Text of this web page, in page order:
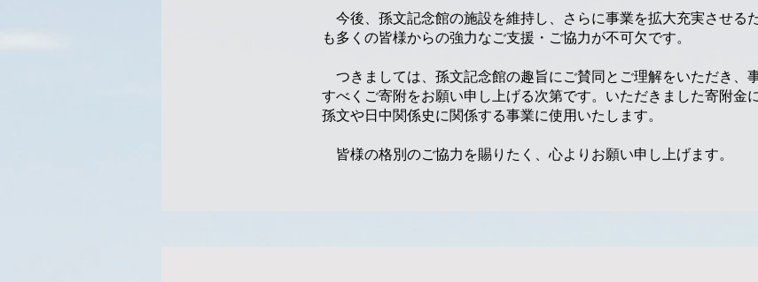
今後、孫文記念館の施設を維持し、さらに事業を拡大充実させる
も多くの皆様からの強力なご支援・ご協力が不可欠です。
つきましては、孫文記念館の趣旨にご賛同とご理解をいただき、
すべくご寄附をお願い申し上げる次第です。いただきました寄附金
孫文や日中関係史に関係する事業に使用いたします。
皆様の格別のご協力を賜りたく、心よりお願い申し上げます。